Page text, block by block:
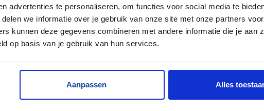
advertenties te personaliseren, om functies voor social media te
we informatie over je gebruik van onze site met onze partners
kunnen deze gegevens combineren met andere informatie die je aan
op basis van je gebruik van hun services.
Aanpassen Alles
Nieuw
Voor